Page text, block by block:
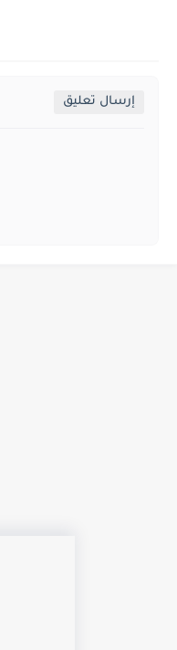
إرسال تعليق